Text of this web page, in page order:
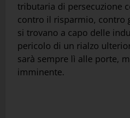
tributaria di persecuzione
contro il risparmio, contro
si trovano a capo delle
pericolo di un rialzo
sarà sempre lì alle porte,
imminente.